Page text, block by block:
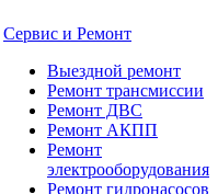
Сервис и Ремонт
Выездной ремонт
Ремонт трансмиссии
Ремонт ДВС
Ремонт АКПП
Ремонт
электрооборудования
Ремонт гидронасосов